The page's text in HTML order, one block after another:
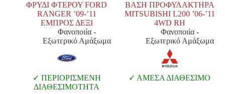
ΦΡΥΔΙ ΦΤΕΡΟΥ FORD
RANGER ’09-’11
ΕΜΠΡΟΣ ΔΕΞΙ
Φανοποιία -
Εξωτερικό Αμάξωμα
ΠΕΡΙΟΡΙΣΜΕΝΗ
ΔΙΑΘΕΣΙΜΟΤΗΤΑ
ΒΑΣΗ ΠΡΟΦΥΛΑΚΤΗΡΑ
MITSUBISHI L200 ’06-’11
4WD RH
Φανοποιία -
Εξωτερικό Αμάξωμα
ΑΜΕΣΑ ΔΙΑΘΕΣΙΜΟ